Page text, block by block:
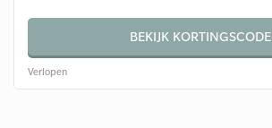
BEKIJK KORTINGSCODE
Verlopen